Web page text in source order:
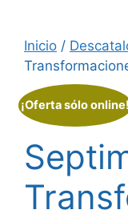
Inicio /
¡Oferta sólo online!